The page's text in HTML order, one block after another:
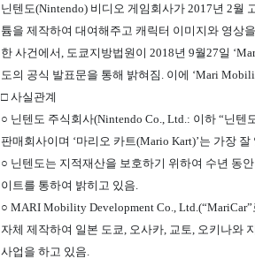
닌텐도(Nintendo) 비디오 게임회사가 2017년 2월
튬을 제작하여 대여해주고 캐릭터 이미지와 영상
한 사건에서, 도쿄지방법원이 2018년 9월27일
도의 공식 발표문을 통해 밝혀짐. 이에 ‘Mari
□ 사실관계
○ 닌텐도 주식회사(Nintendo Co., Ltd.: 이하 “닌
판매회사이며 ‘마리오 카트(Mario Kart)’는 가장
○ 닌텐도는 지적재산을 보호하기 위하여 수년 동
이트를 통하여 밝히고 있음.
○ MARI Mobility Development Co.,
자체 제작하여 일본 도쿄, 오사카, 교토, 오키나와
사업을 하고 있음.